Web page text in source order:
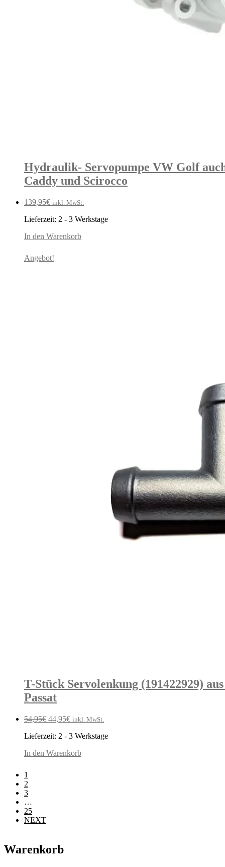
Hydraulik- Servopumpe VW Golf
Caddy und Scirocco
139,95€ inkl. MwSt.
Lieferzeit: 2 - 3 Werkstage
In den Warenkorb
Angebot!
T-Stück Servolenkung (191422929)
Passat
54,95€ Ursprünglicher
war:
44,95€Aktueller
ist:
inkl. MwSt.
Lieferzeit: 2 - 3 Werkstage
In den Warenkorb
1
2
3
…
25
NEXT
Warenkorb